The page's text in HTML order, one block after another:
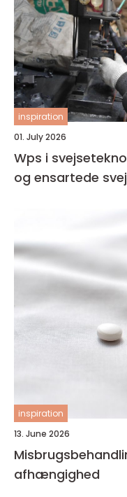
inspiration
01. July 2026
Wps i
og ensartede
inspiration
13. June 2026
Misbrugsbehandling vejen til et liv
afhængighed